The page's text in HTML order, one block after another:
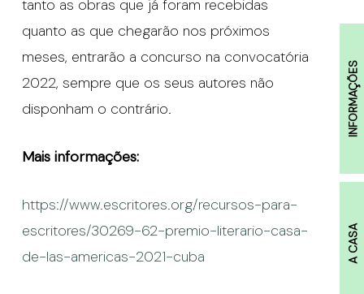
INFORMAÇÕES
A CASA
tanto as obras que já foram recebidas
quanto as que chegarão nos próximos
meses, entrarão a concurso na convocatória
2022, sempre que os seus autores não
disponham o contrário.
Mais informações:
https://www.escritores.org/recursos-para-
escritores/30269-62-premio-literario-casa-
de-las-americas-2021-cuba